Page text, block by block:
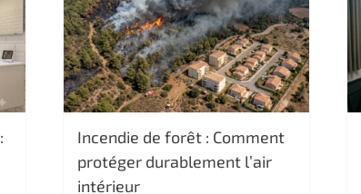
Incendie de forêt : Comment
protéger durablement l’air
intérieur